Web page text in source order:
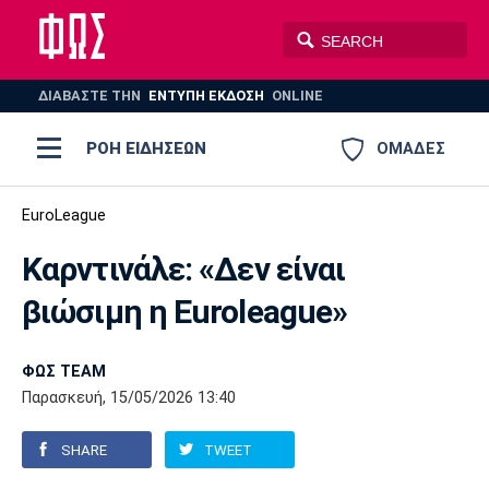
ΔΙΑΒΑΣΤΕ THN ΕΝΤΥΠΗ ΕΚΔΟΣΗ ONLINE
ΟΜΑΔΕΣ
ΡΟΗ ΕΙΔΗΣΕΩΝ
ΠΟΔΟΣΦΑΙΡΟ
AUTO-MOTO
Ποδόσφαιρο
Super League 1
Super League 2
Γ Εθνική
Ελλάδα
Μπάσκετ
Ελλάδα
Εθνική
EuroLeague
Ολυμπιακοί Αγώνες
Βόλεϊ
Πόλο
Ολυμπιακός ΑΕΚ
Παναθηναϊκός Ατρόμητος
EuroLeague
Καρντινάλε: «Δεν είναι
βιώσιμη η Euroleague»
ΦΩΣ TEAM
Παρασκευή, 15/05/2026 13:40
SHARE TWEET